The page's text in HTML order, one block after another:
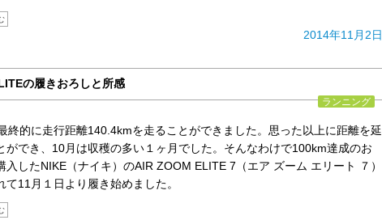
2014年11月2日
の履きおろしと所感
ランニング
終的に走行距離140.4kmを走ることができました。思った以上に距離を延
ができ、10月は収穫の多い１ヶ月でした。そんなわけで100km達成のお
入したNIKE（ナイキ）のAIR ZOOM ELITE 7（エア ズーム エリート ７）
て11月１日より履き始めました。